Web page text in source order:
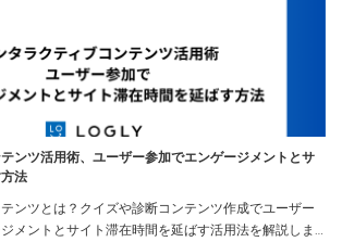
ンツ活用術、ユーザー参加でエンゲージメントとサ
法
ンツとは？クイズや診断コンテンツ作成でユーザー
メントとサイト滞在時間を延ばす活用法を解説しま